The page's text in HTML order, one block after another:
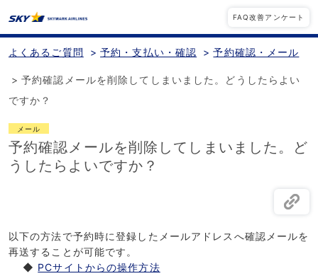
FAQ改善アンケート
よくあるご質問 > 予約・支払い・確認 > 予約確認・メール
> 予約確認メールを削除してしまいました。どうしたらよい
ですか？
メール
予約確認メールを削除してしまいました。ど
うしたらよいですか？
以下の方法で予約時に登録したメールアドレスへ確認メールを
再送することが可能です。
◆ PCサイトからの操作方法